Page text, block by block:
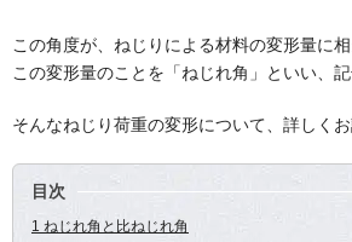
この角度が、ねじりによる材料の変形量に相
この変形量のことを「ねじれ角」といい、
そんなねじり荷重の変形について、詳しくお
目次
1 ねじれ角と比ねじれ角